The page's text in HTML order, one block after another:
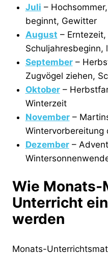
Juli –
beginnt, Gewitter
August –
Schuljahresbeginn,
September–
Zugvögel ziehen,
Oktober–
Winterzeit
November–
Wintervorbereitung
Dezember–
Wie Monats-
Unterricht
werden
Monats-